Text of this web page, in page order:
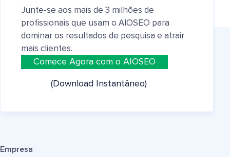
Junte-se aos mais de 3 milhões de
profissionais que usam o AIOSEO para
dominar os resultados de pesquisa e atrair
mais clientes.
Comece Agora com o AIOSEO
(Download Instantâneo)
Empresa